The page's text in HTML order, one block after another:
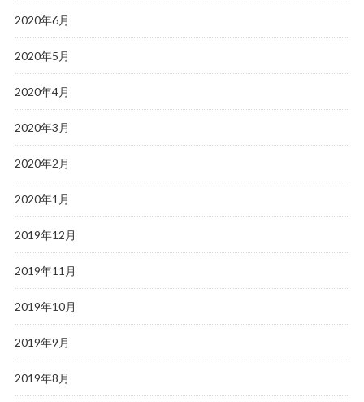
2020年6月
2020年5月
2020年4月
2020年3月
2020年2月
2020年1月
2019年12月
2019年11月
2019年10月
2019年9月
2019年8月